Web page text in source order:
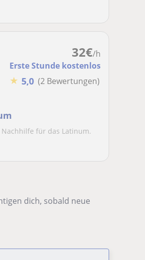
32€/h
Erste Stunde kostenlos
★ 5,0 (2 Bewertungen)
für das Latinum.
dich, sobald neue